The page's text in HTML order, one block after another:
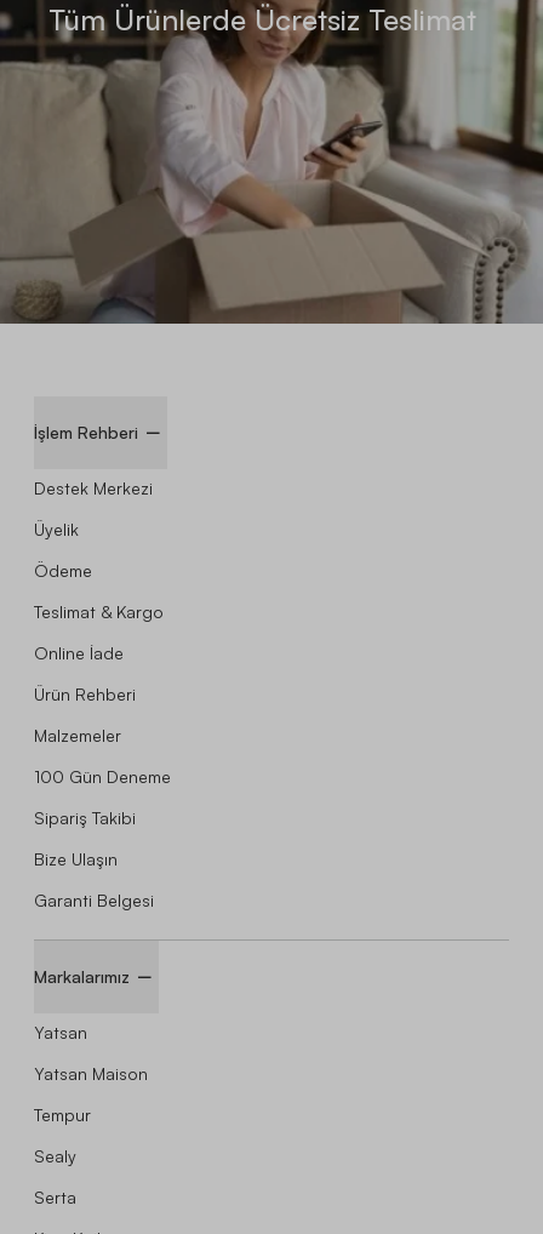
Tüm Ürünlerde Ücretsiz Teslimat
İşlem Rehberi
Destek Merkezi
Üyelik
Ödeme
Teslimat & Kargo
Online İade
Ürün Rehberi
Malzemeler
100 Gün Deneme
Sipariş Takibi
Bize Ulaşın
Garanti Belgesi
Markalarımız
Yatsan
Yatsan Maison
Tempur
Sealy
Serta